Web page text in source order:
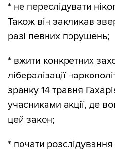
* не переслідувати
Також він закликав
разі певних порушень;
* вжити конкретних
лібералізації
зранку 14 травня
учасниками акції, де
цей закон;
* почати